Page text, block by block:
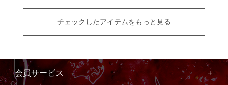
チェックしたアイテムをもっと見る
会員サービス